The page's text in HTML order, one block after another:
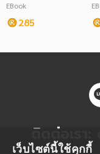
EBook
285
ติดต่อเรา:
เว็บไซต์นี้ใช้คุกกี้